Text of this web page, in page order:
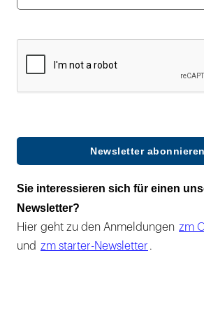
Newsletter abonnieren
Sie interessieren sich für einen
Newsletter?
Hier geht zu den Anmeldungen zm
und zm starter-Newsletter .